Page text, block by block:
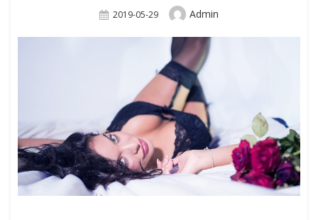
Posted
2019-05-29 Author
Admin